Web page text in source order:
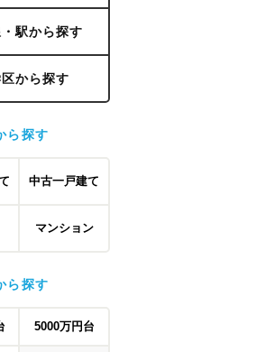
駅から探す
から探す
ら探す
中古一戸建て
マンション
ら探す
5000万円台